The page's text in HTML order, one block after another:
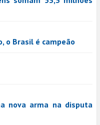
o Brasil é campeão
nova arma na disputa